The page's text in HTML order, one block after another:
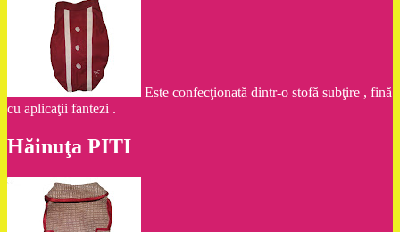
Este confecţionată dintr-o stofă subţire , fină
cu aplicaţii fantezi .
Hăinuţa PITI